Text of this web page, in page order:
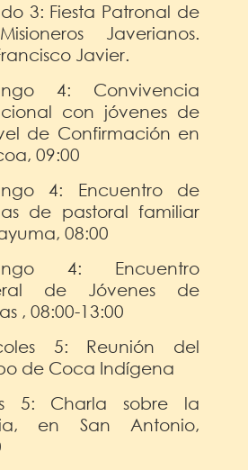
3: Fiesta Patronal de
Javerianos.
Javier.
4: Convivencia
con jóvenes de
de Confirmación en
09:00
4: Encuentro de
de pastoral familiar
08:00
4: Encuentro
de Jóvenes de
, 08:00-13:00
5: Reunión del
de Coca Indígena
5: Charla sobre la
en San Antonio,